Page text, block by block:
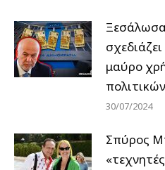
μαύρο
πολιτικών
30/07/2024
Σπύρος